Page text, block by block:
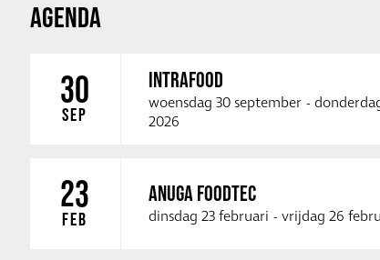
AGENDA
30
SEP
INTRAFOOD
woensdag 30 september -
2026
23
FEB
ANUGA FOODTEC
dinsdag 23 februari - vrijdag 26